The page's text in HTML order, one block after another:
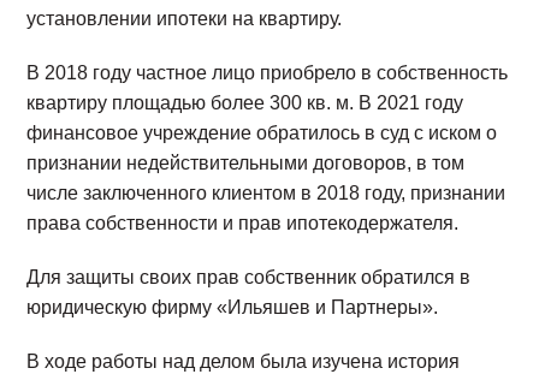
установлении ипотеки на квартиру.
В 2018 году частное лицо приобрело в собственность
квартиру площадью более 300 кв. м. В 2021 году
финансовое учреждение обратилось в суд с иском о
признании недействительными договоров, в том
числе заключенного клиентом в 2018 году, признании
права собственности и прав ипотекодержателя.
Для защиты своих прав собственник обратился в
юридическую фирму «Ильяшев и Партнеры».
В ходе работы над делом была изучена история